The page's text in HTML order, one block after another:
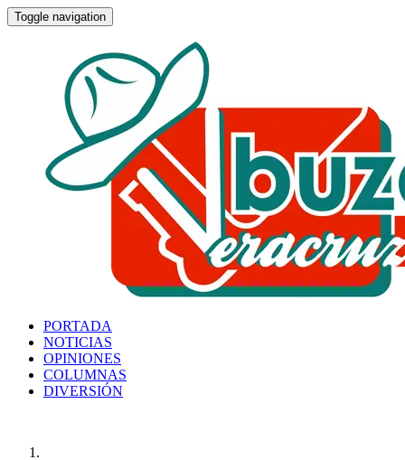
Toggle navigation
PORTADA
NOTICIAS
OPINIONES
COLUMNAS
DIVERSIÓN